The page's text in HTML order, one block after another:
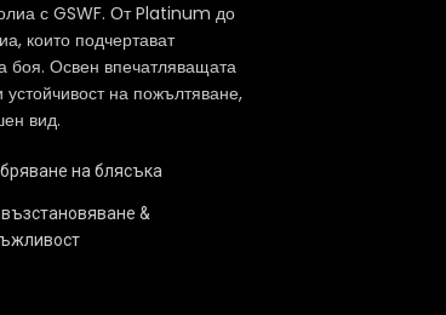
с GSWF. От Platinum до
които подчертават
боя. Освен впечатляващата
на пожълтяване,
вид.
на блясъка
&